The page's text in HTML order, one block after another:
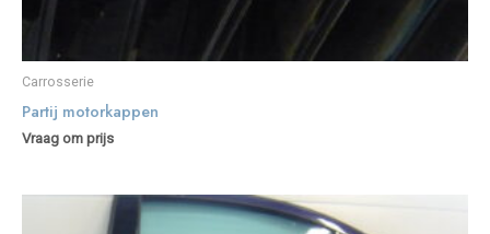
Carrosserie
Partij motorkappen
Vraag om prijs